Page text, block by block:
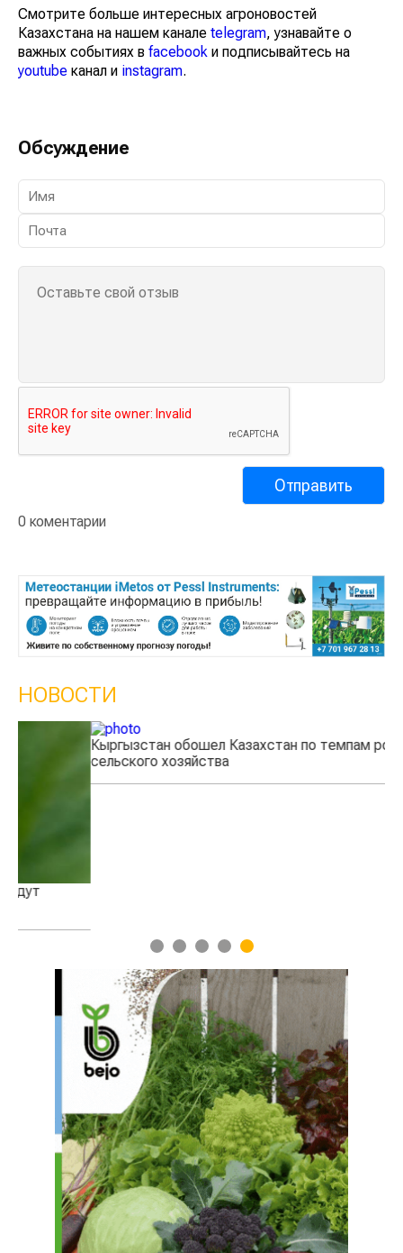
Смотрите больше интересных агроновостей
Казахстана на нашем канале telegram, узнавайте о
важных событиях в facebook и подписывайтесь на
youtube канал и instagram.
Обсуждение
0 коментарии
НОВОСТИ
Кыргызстан обошел Казахстан по темпам роста
сельского хозяйства
1 2 3 4 5